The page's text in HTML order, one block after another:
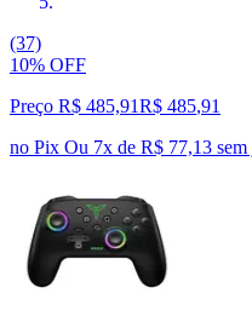
(37)
10% OFF
Preço R$ 485,91R$ 485,91
no Pix Ou 7x de R$ 77,13 sem